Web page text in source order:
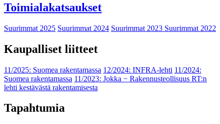
Toimialakatsaukset
Suurimmat 2025 Suurimmat 2024 Suurimmat 2023 Suurimmat 2022
Kaupalliset liitteet
11/2025: Suomea rakentamassa 12/2024: INFRA-lehti 11/2024:
Suomea rakentamassa 11/2023: Jokka − Rakennusteollisuus RT:n
lehti kestävästä rakentamisesta
Tapahtumia